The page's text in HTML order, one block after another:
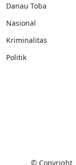
Danau Toba
Nasional
Kriminalitas
Politik
© Copyright